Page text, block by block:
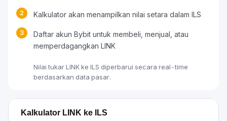
2 Kalkulator akan menampilkan nilai setara dalam ILS
3
Daftar akun Bybit untuk membeli, menjual, atau
memperdagangkan LINK
Nilai tukar LINK ke ILS diperbarui secara real-time
berdasarkan data pasar.
Kalkulator LINK ke ILS